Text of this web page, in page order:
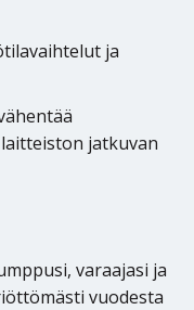
ja
jatkuvan
varaajasi ja
vuodesta